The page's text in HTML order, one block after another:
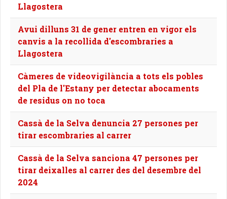
Llagostera
Avui dilluns 31 de gener entren en vigor els
canvis a la recollida d'escombraries a
Llagostera
Càmeres de videovigilància a tots els pobles
del Pla de l'Estany per detectar abocaments
de residus on no toca
Cassà de la Selva denuncia 27 persones per
tirar escombraries al carrer
Cassà de la Selva sanciona 47 persones per
tirar deixalles al carrer des del desembre del
2024